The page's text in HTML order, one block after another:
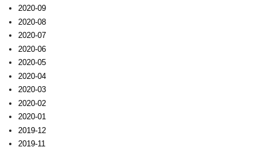
2020-09
2020-08
2020-07
2020-06
2020-05
2020-04
2020-03
2020-02
2020-01
2019-12
2019-11